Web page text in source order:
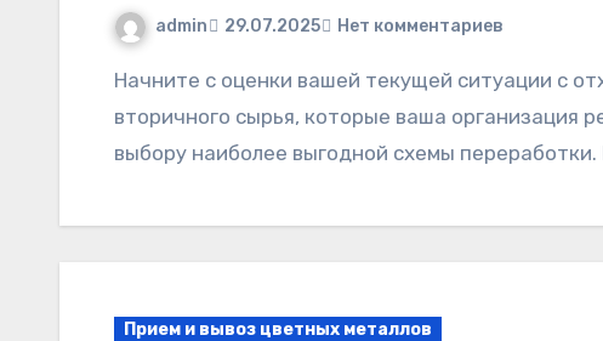
admin 29.07.2025 Нет комментариев
Начните с оценки вашей текущей ситуации с отходами. Определите типы и объемы
вторичного сырья, которые ваша организация
выбору наиболее выгодной схемы
Прием и вывоз цветных металлов